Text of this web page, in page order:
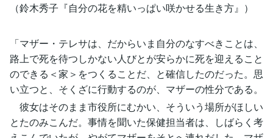
（鈴木秀子『自分の花を精いっぱい咲かせる生き方』）
「マザー・テレサは、だからいま自分のなすべきことは、
路上で死を待つしかない人びとが安らかに死を迎えること
のできる＜家＞をつくることだ、と確信したのだった。思
い立つと、そくざに行動するのが、マザーの性分である。
彼女はそのまま市役所にむかい、そういう場所がほしい
とたのみこんだ。事情を聞いた保健担当者は、しばらく考